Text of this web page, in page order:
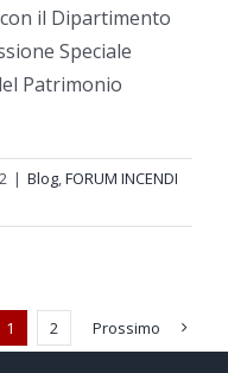
il Dipartimento
Speciale
Patrimonio
| Blog,FORUM INCENDI
1 2 Prossimo